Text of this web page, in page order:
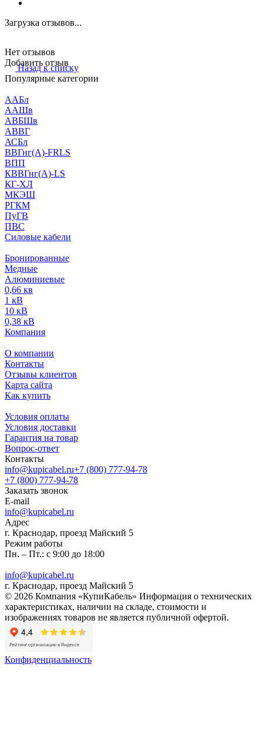
Загрузка отзывов...
Нет отзывов
Добавить отзыв
Назад к списку
Популярные категории
ААБл
ААШв
АВБШв
АВВГ
АСБл
ВВГнг(А)-FRLS
ВПП
КВВГнг(А)-LS
КГ-ХЛ
МКЭШ
РГКМ
ПуГВ
ПВС
Силовые кабели
Бронированные
Медные
Алюминиевые
0,66 кв
1 кВ
10 кВ
0,38 кВ
Компания
О компании
Контакты
Отзывы клиентов
Карта сайта
Как купить
Условия оплаты
Условия доставки
Гарантия на товар
Вопрос-ответ
Контакты
info@kupicabel.ru+7 (800) 777-94-78
+7 (800) 777-94-78
Заказать звонок
E-mail
info@kupicabel.ru
Адрес
г. Краснодар, проезд Майский 5
Режим работы
Пн. – Пт.: с 9:00 до 18:00
info@kupicabel.ru
г. Краснодар, проезд Майский 5
© 2026 Компания «КупиКабель» Информация о технических
характеристиках, наличии на складе, стоимости и
изображениях товаров не является публичной офертой.
Конфиденциальность